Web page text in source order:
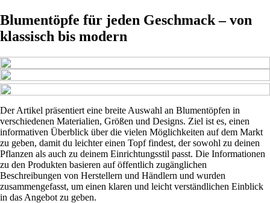
Blumentöpfe für jeden Geschmack – von
klassisch bis modern
Der Artikel präsentiert eine breite Auswahl an Blumentöpfen in
verschiedenen Materialien, Größen und Designs. Ziel ist es, einen
informativen Überblick über die vielen Möglichkeiten auf dem Markt
zu geben, damit du leichter einen Topf findest, der sowohl zu deinen
Pflanzen als auch zu deinem Einrichtungsstil passt. Die Informationen
zu den Produkten basieren auf öffentlich zugänglichen
Beschreibungen von Herstellern und Händlern und wurden
zusammengefasst, um einen klaren und leicht verständlichen Einblick
in das Angebot zu geben.